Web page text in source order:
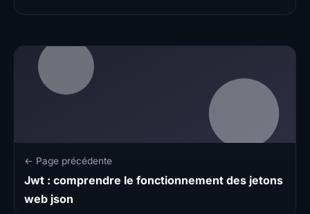
← Page précédente
Jwt : comprendre le fonctionnement des jetons
web json